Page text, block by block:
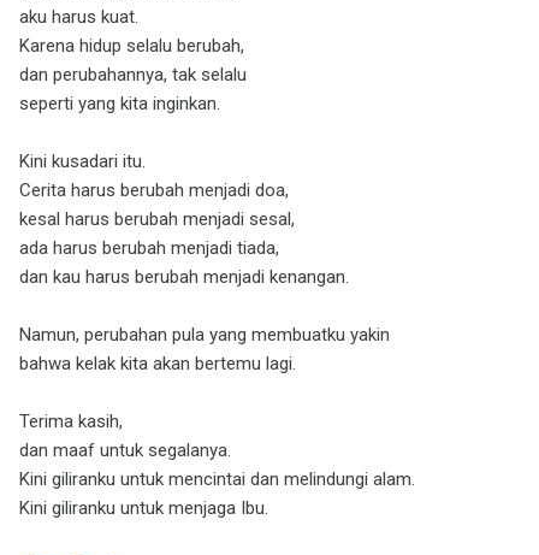
aku harus kuat.
Karena hidup selalu berubah,
dan perubahannya, tak selalu
seperti yang kita inginkan.
Kini kusadari itu.
Cerita harus berubah menjadi doa,
kesal harus berubah menjadi sesal,
ada harus berubah menjadi tiada,
dan kau harus berubah menjadi kenangan.
Namun, perubahan pula yang membuatku yakin
bahwa kelak kita akan bertemu lagi.
Terima kasih,
dan maaf untuk segalanya.
Kini giliranku untuk mencintai dan melindungi alam.
Kini giliranku untuk menjaga Ibu.